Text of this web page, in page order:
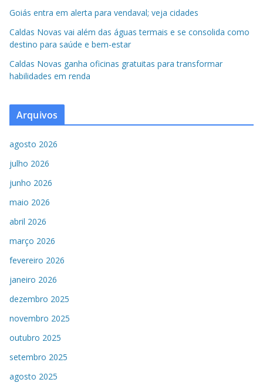
Goiás entra em alerta para vendaval; veja cidades
Caldas Novas vai além das águas termais e se consolida como
destino para saúde e bem-estar
Caldas Novas ganha oficinas gratuitas para transformar
habilidades em renda
Arquivos
agosto 2026
julho 2026
junho 2026
maio 2026
abril 2026
março 2026
fevereiro 2026
janeiro 2026
dezembro 2025
novembro 2025
outubro 2025
setembro 2025
agosto 2025